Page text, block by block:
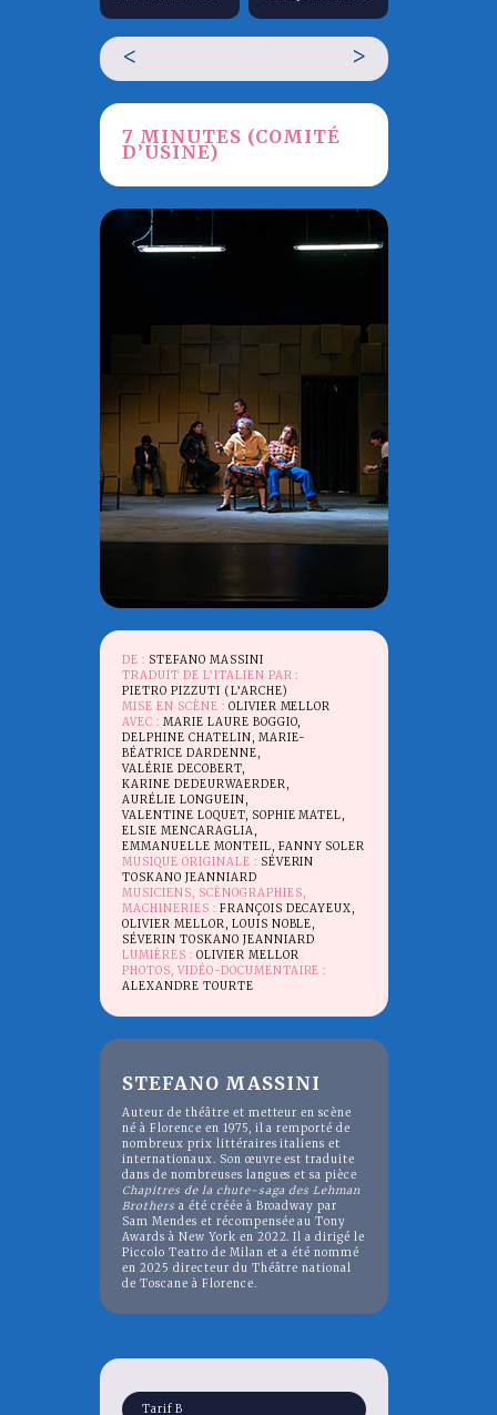
< >
7 MINUTES (COMITÉ
D’USINE)
DE : STEFANO MASSINI
TRADUIT DE L’ITALIEN PAR :
PIETRO PIZZUTI (L’ARCHE)
MISE EN SCÈNE : OLIVIER MELLOR
AVEC : MARIE LAURE BOGGIO,
DELPHINE CHATELIN, MARIE-
BÉATRICE DARDENNE,
VALÉRIE DECOBERT,
KARINE DEDEURWAERDER,
AURÉLIE LONGUEIN,
VALENTINE LOQUET, SOPHIE MATEL,
ELSIE MENCARAGLIA,
EMMANUELLE MONTEIL, FANNY SOLER
MUSIQUE ORIGINALE : SÉVERIN
TOSKANO JEANNIARD
MUSICIENS, SCÈNOGRAPHIES,
MACHINERIES : FRANÇOIS DECAYEUX,
OLIVIER MELLOR, LOUIS NOBLE,
SÉVERIN TOSKANO JEANNIARD
LUMIÈRES : OLIVIER MELLOR
PHOTOS, VIDÉO-DOCUMENTAIRE :
ALEXANDRE TOURTE
STEFANO MASSINI
Auteur de théâtre et metteur en scène
né à Florence en 1975, il a remporté de
nombreux prix littéraires italiens et
internationaux. Son œuvre est traduite
dans de nombreuses langues et sa pièce
Chapitres de la chute-saga des Lehman
Brothers a été créée à Broadway par
Sam Mendes et récompensée au Tony
Awards à New York en 2022. Il a dirigé le
Piccolo Teatro de Milan et a été nommé
en 2025 directeur du Théâtre national
de Toscane à Florence.
Tarif B